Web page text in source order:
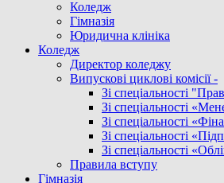
Коледж
Гімназія
Юридична клініка
Коледж
Директор коледжу
Випускові циклові комісії -
Зі спеціальності
Зі спеціальності
Зі спеціальності
Зі спеціальності
Зі спеціальності
Правила вступу
Гімназія